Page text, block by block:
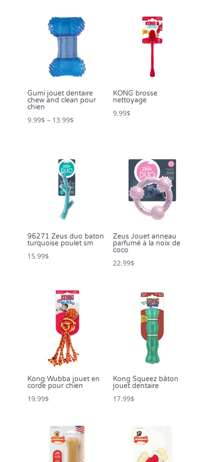
Gumi jouet dentaire
chew and clean pour
chien
9.99$ – 13.99$
KONG brosse
nettoyage
9.99$
96271 Zeus duo baton
turquoise poulet sm
15.99$
Zeus Jouet anneau
parfumé à la noix de
coco
22.99$
Kong Wubba jouet en
corde pour chien
19.99$
Kong Squeez bâton
jouet dentaire
17.99$